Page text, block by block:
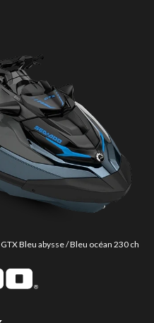
Bleu abysse / Bleu océan 230 ch